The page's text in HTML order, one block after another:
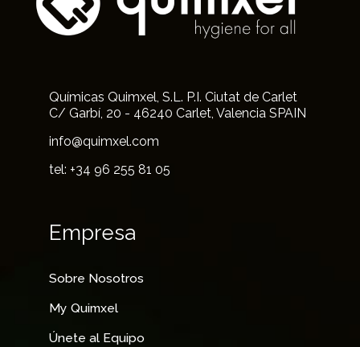
Químicas Quimxel, S.L. P.I. Ciutat de Carlet
C/ Garbí, 20 - 46240 Carlet, Valencia SPAIN
info@quimxel.com
tel: +34 96 255 81 05
Empresa
Sobre Nosotros
My Quimxel
Únete al Equipo